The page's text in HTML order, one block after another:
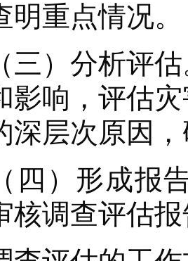
明重点情况。
分析评估
影响，评估
深层次原因
）形成报告
核调查评估